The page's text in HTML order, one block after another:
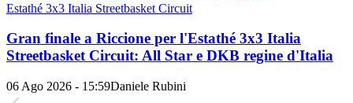
Estathé 3x3 Italia Streetbasket Circuit
Gran finale a Riccione per l'Estathé 3x3 Italia
Streetbasket Circuit: All Star e DKB regine d'Italia
06 Ago 2026 - 15:59Daniele Rubini